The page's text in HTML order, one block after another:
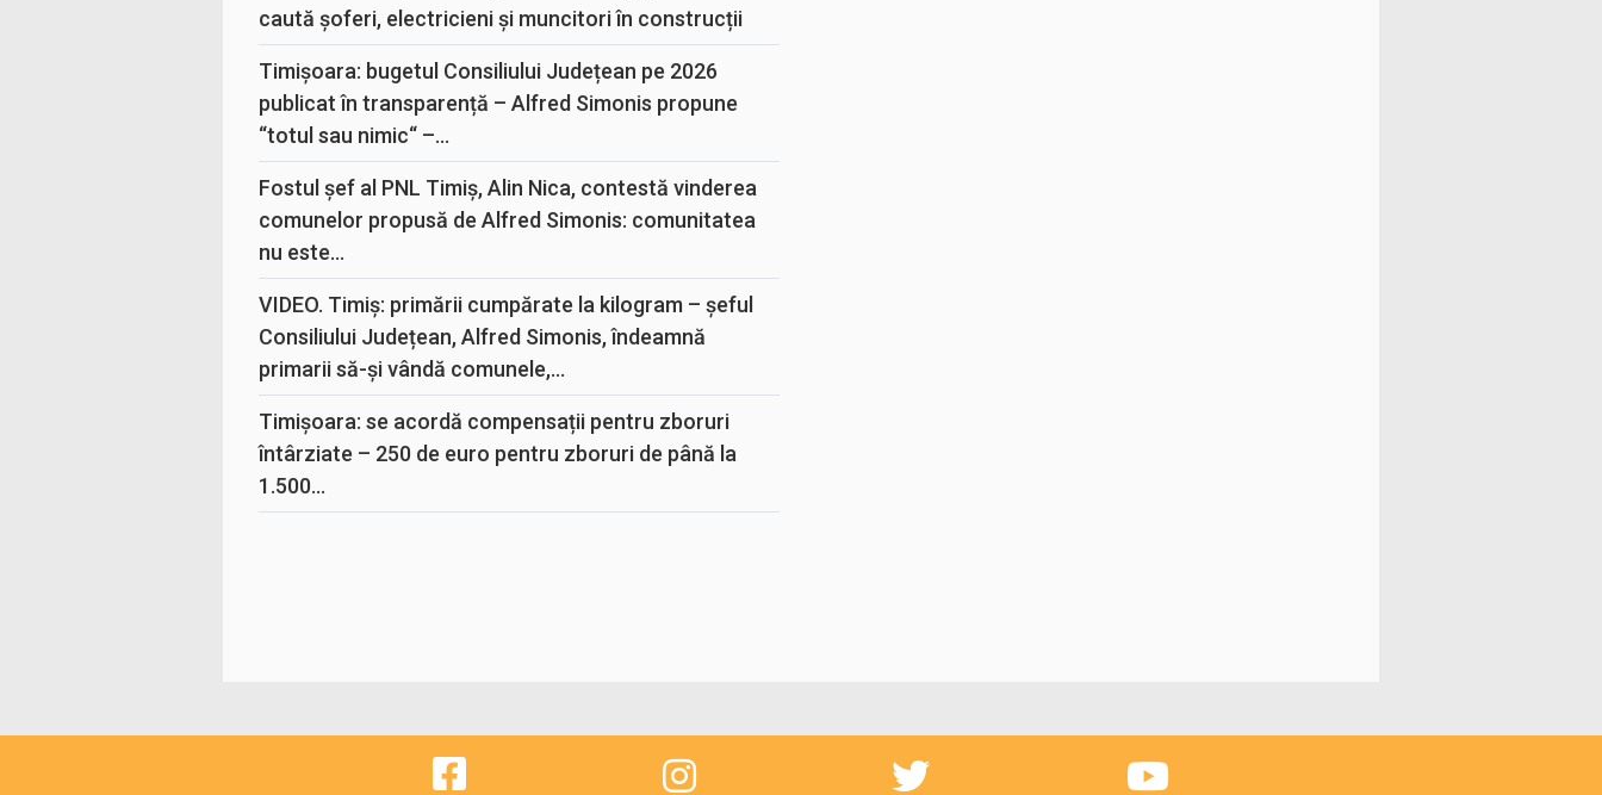
caută șoferi, electricieni și muncitori în construcții
Timișoara: bugetul Consiliului Județean pe 2026
publicat în transparență – Alfred Simonis propune
“totul sau nimic“ –...
Fostul șef al PNL Timiș, Alin Nica, contestă vinderea
comunelor propusă de Alfred Simonis: comunitatea
nu este...
VIDEO. Timiș: primării cumpărate la kilogram – șeful
Consiliului Județean, Alfred Simonis, îndeamnă
primarii să-și vândă comunele,...
Timișoara: se acordă compensații pentru zboruri
întârziate – 250 de euro pentru zboruri de până la
1.500...